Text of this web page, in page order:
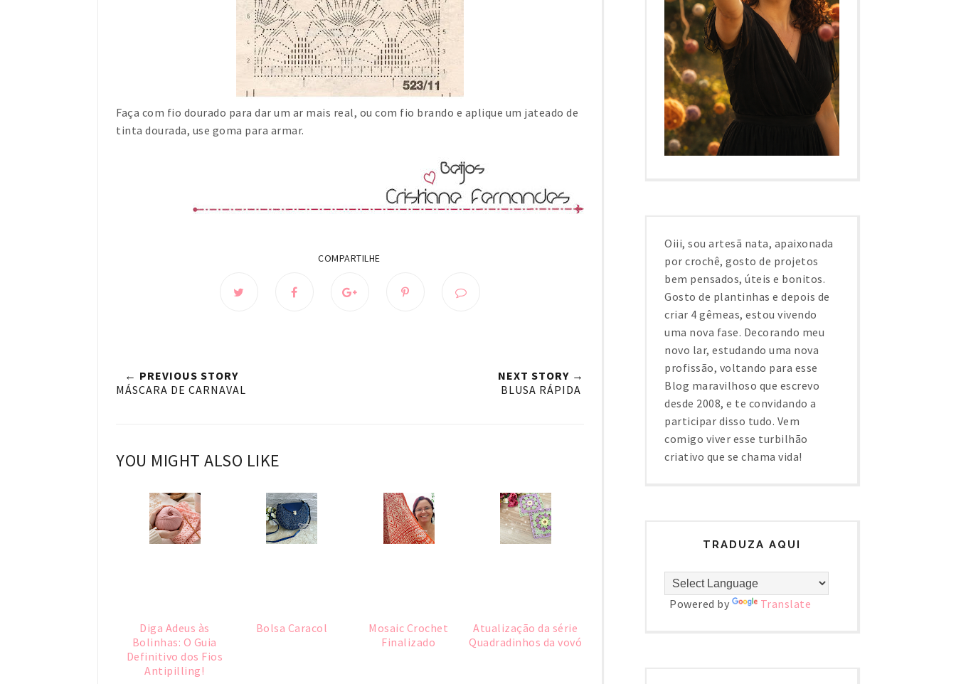
Faça com fio dourado para dar um ar mais real, ou com fio brando e aplique um jateado de
tinta dourada, use goma para armar.
← PREVIOUS STORY
MÁSCARA DE CARNAVAL
NEXT STORY →
BLUSA RÁPIDA
YOU MIGHT ALSO LIKE
Diga Adeus às
Bolinhas: O Guia
Definitivo dos Fios
Antipilling!
Bolsa Caracol
Mosaic Crochet
Finalizado
Atualização da série
Quadradinhos da vovó
Oiii, sou artesã nata, apaixonada
por crochê, gosto de projetos
bem pensados, úteis e bonitos.
Gosto de plantinhas e depois de
criar 4 gêmeas, estou vivendo
uma nova fase. Decorando meu
novo lar, estudando uma nova
profissão, voltando para esse
Blog maravilhoso que escrevo
desde 2008, e te convidando a
participar disso tudo. Vem
comigo viver esse turbilhão
criativo que se chama vida!
TRADUZA AQUI
Powered by Translate